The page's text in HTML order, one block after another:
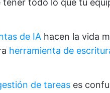
todo lo que tu
de IA hacen la vida
herramienta de
de tareas es